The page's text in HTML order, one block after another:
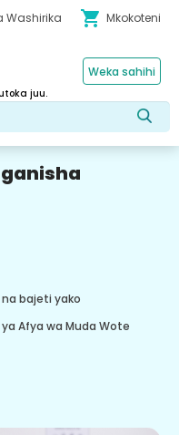
Washirika shopping_cart Mkokoteni
juu.
Weka sahihi
bajeti yako
Afya wa Muda Wote